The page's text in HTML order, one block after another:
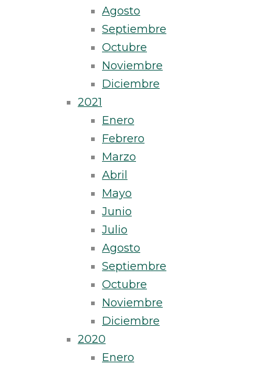
Agosto
Septiembre
Octubre
Noviembre
Diciembre
2021
Enero
Febrero
Marzo
Abril
Mayo
Junio
Julio
Agosto
Septiembre
Octubre
Noviembre
Diciembre
2020
Enero